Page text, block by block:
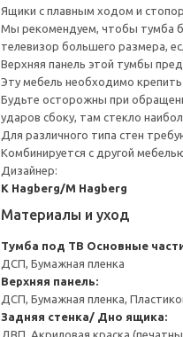
Ящики с плавным ходом и
Мы рекомендуем, чтобы тумба
телевизор большего размера,
Верхняя панель этой тумбы
Эту мебель необходимо
Будьте осторожны при
ударов сбоку, там стекло
Для различного типа стен
Комбинируется с другой
Дизайнер:
K Hagberg/M Hagberg
Материалы и уход
Тумба под ТВ Основные
ДСП, Бумажная пленка
Верхняя панель:
ДСП, Бумажная пленка,
Задняя стенка/ Дно ящика:
ДВП, Акриловая краска